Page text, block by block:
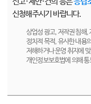
신청해주시기 바랍니다.
상업성 광고, 저작권 침해,
정치적 목적, 유사한 내용
저해하거나 운영 취지에
개인정보보호법에 의해